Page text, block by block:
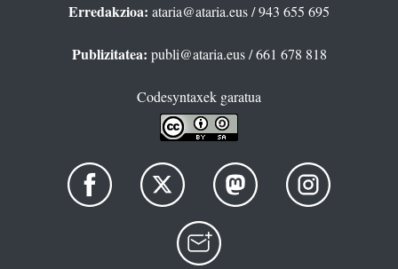
Erredakzioa: ataria@ataria.eus/ 943 655 695
Publizitatea: publi@ataria.eus/ 661 678 818
Codesyntaxek garatua